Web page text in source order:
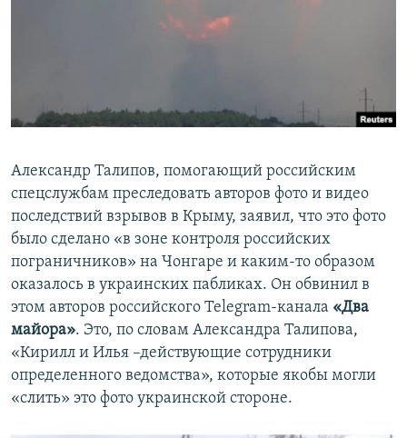
Александр Талипов, помогающий российским
спецслужбам преследовать авторов фото и видео
последствий взрывов в Крыму, заявил, что это фото
было сделано «в зоне контроля российских
пограничников» на Чонгаре и каким-то образом
оказалось в украинских пабликах. Он обвинил в
этом авторов российского Telegram-канала «Два
майора». Это, по словам Александра Талипова,
«Кирилл и Илья –действующие сотрудники
определенного ведомства», которые якобы могли
«слить» это фото украинской стороне.